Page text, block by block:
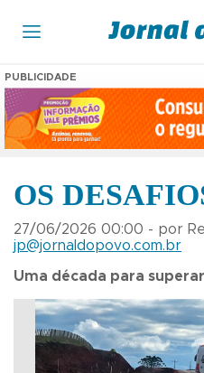
PUBLICIDADE
OS
27/06/2026 00:00 - por
jp@jornaldopovo.com.br
Uma década para